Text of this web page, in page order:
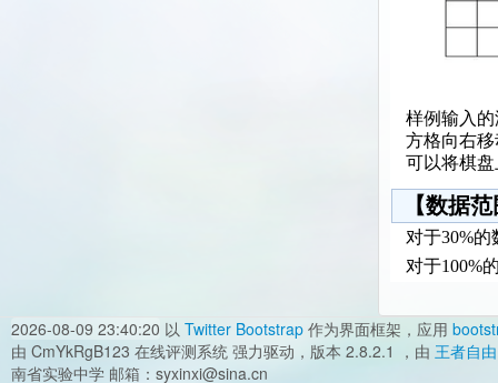
样例输入
方格向右
可以将棋
【数据
对于30%
对于100%
2026-08-09 23:40:20 以 Twitter Bootstrap 作为界面框架，应用
由 CmYkRgB123 在线评测系统 强力驱动，版本 2.8.2.1 ，由 王者自由
南省实验中学 邮箱：syxinxi@sina.cn